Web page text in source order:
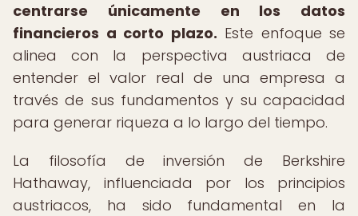
centrarse únicamente en los datos
financieros a corto plazo. Este enfoque se
alinea con la perspectiva austriaca de
entender el valor real de una empresa a
través de sus fundamentos y su capacidad
para generar riqueza a lo largo del tiempo.
La filosofía de inversión de Berkshire
Hathaway, influenciada por los principios
austriacos, ha sido fundamental en la